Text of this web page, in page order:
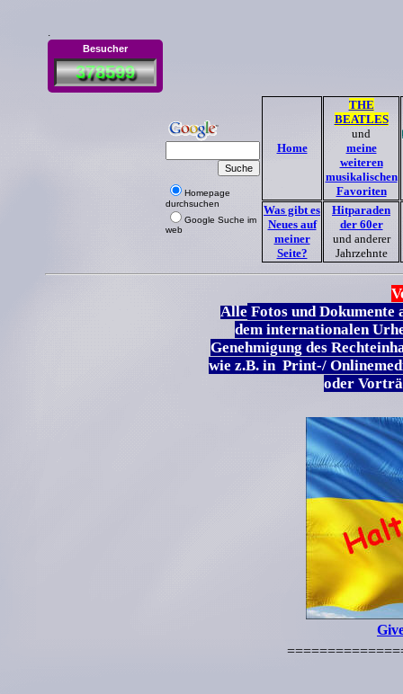
.
Besucher
378599
Homepage
durchsuchen
Google Suche im
web
Home
THE
BEATLES
und
meine
weiteren
musikalischen
Favoriten
Was gibt es
Neues auf
meiner
Seite?
Hitparaden
der 60er
und anderer
Jahrzehnte
AlleFotos und Dokumente
dem internationalen
Genehmigung des
wie z.B. in Print-/
oder